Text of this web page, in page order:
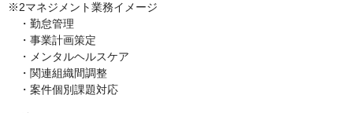
※2マネジメント業務イメージ
・勤怠管理
・事業計画策定
・メンタルヘルスケア
・関連組織間調整
・案件個別課題対応